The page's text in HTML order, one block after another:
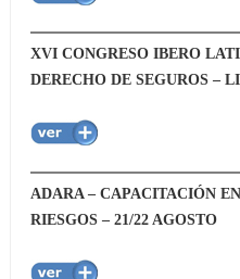
XVI CONGRESO IBERO
DERECHO DE SEGUROS –
ADARA – CAPACITACIÓN
RIESGOS – 21/22 AGOSTO